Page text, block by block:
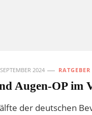
2024 RATGEBER
Augen-OP im
der deutschen